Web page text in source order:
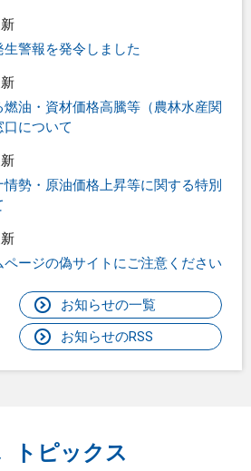
警報を発令しました
油・資材価格高騰等（農林水産関
について
勢・原油価格上昇等に関する特別
ージの偽サイトにご注意ください
お知らせの一覧
お知らせのRSS
トピックス